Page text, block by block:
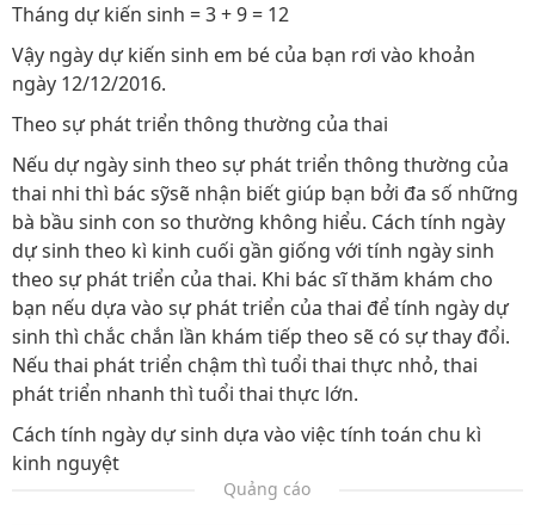
Tháng dự kiến sinh = 3 + 9 = 12
Vậy ngày dự kiến sinh em bé của bạn rơi vào khoản
ngày 12/12/2016.
Theo sự phát triển thông thường của thai
Nếu dự ngày sinh theo sự phát triển thông thường của
thai nhi thì bác sỹsẽ nhận biết giúp bạn bởi đa số những
bà bầu sinh con so thường không hiểu. Cách tính ngày
dự sinh theo kì kinh cuối gần giống với tính ngày sinh
theo sự phát triển của thai. Khi bác sĩ thăm khám cho
bạn nếu dựa vào sự phát triển của thai để tính ngày dự
sinh thì chắc chắn lần khám tiếp theo sẽ có sự thay đổi.
Nếu thai phát triển chậm thì tuổi thai thực nhỏ, thai
phát triển nhanh thì tuổi thai thực lớn.
Cách tính ngày dự sinh dựa vào việc tính toán chu kì
kinh nguyệt
Quảng cáo